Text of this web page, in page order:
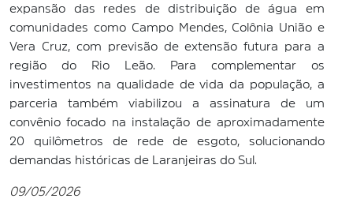
expansão das redes de distribuição de água em
comunidades como Campo Mendes, Colônia União e
Vera Cruz, com previsão de extensão futura para a
região do Rio Leão. Para complementar os
investimentos na qualidade de vida da população, a
parceria também viabilizou a assinatura de um
convênio focado na instalação de aproximadamente
20 quilômetros de rede de esgoto, solucionando
demandas históricas de Laranjeiras do Sul.
09/05/2026